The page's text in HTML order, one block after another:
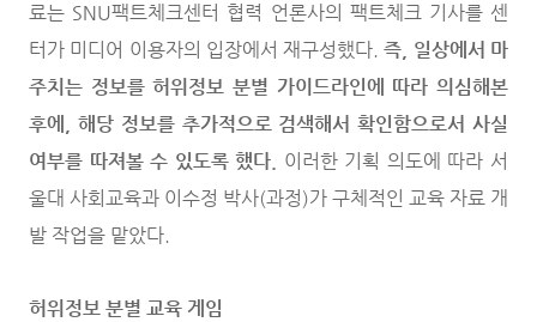
료는 SNU팩트체크센터 협력 언론사의 팩트체크 기사를 센
터가 미디어 이용자의 입장에서 재구성했다.즉, 일상에서 마
주치는 정보를 허위정보 분별 가이드라인에 따라 의심해본
후에, 해당 정보를 추가적으로 검색해서 확인함으로서 사실
여부를 따져볼 수 있도록 했다. 이러한 기획 의도에 따라 서
울대 사회교육과 이수정 박사(과정)가 구체적인 교육 자료 개
발 작업을 맡았다.
허위정보 분별 교육 게임